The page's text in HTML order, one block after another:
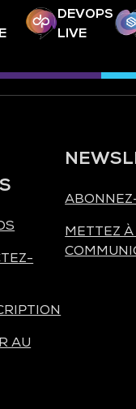
DEVOPS
LIVE
AU
METTEZ